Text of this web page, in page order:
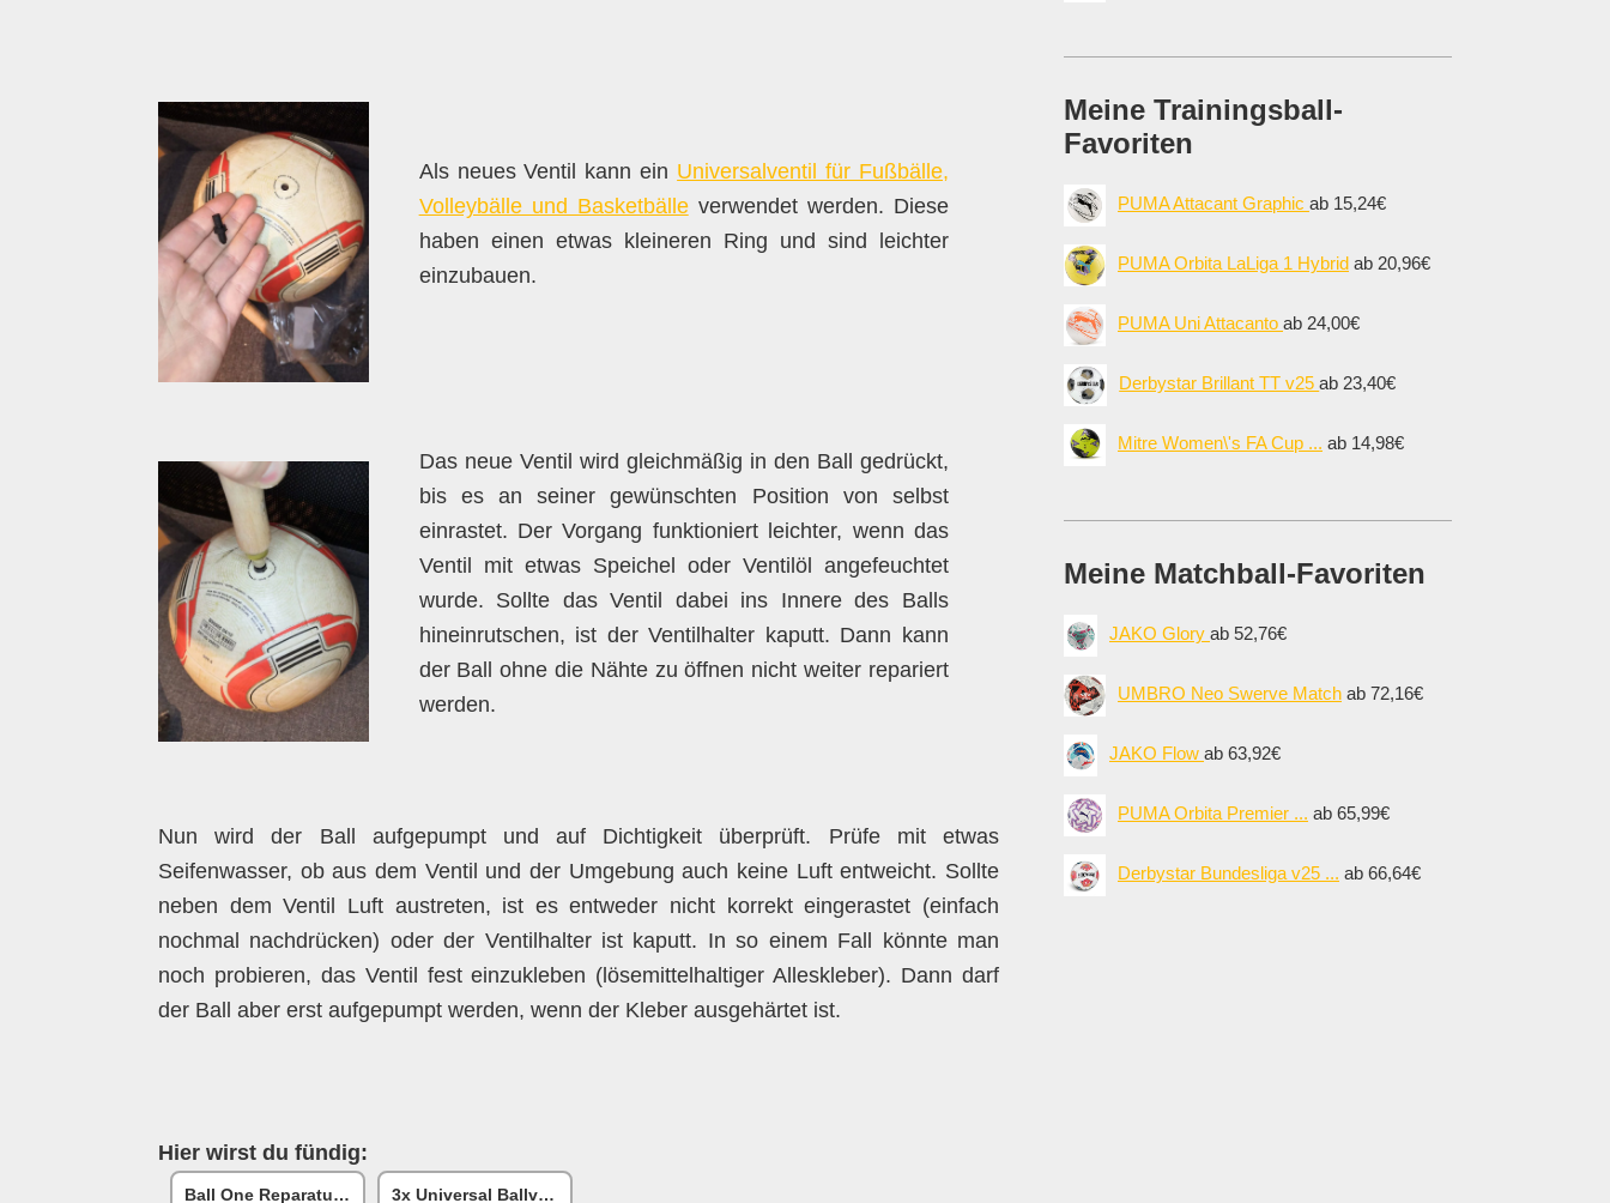
Als neues Ventil kann ein Universalventil für Fußbälle,
Volleybälle und Basketbälleverwendet werden. Diese
haben einen etwas kleineren Ring und sind leichter
einzubauen.
Das neue Ventil wird gleichmäßig in den Ball gedrückt,
bis es an seiner gewünschten Position von selbst
einrastet. Der Vorgang funktioniert leichter, wenn das
Ventil mit etwas Speichel oder Ventilöl angefeuchtet
wurde. Sollte das Ventil dabei ins Innere des Balls
hineinrutschen, ist der Ventilhalter kaputt. Dann kann
der Ball ohne die Nähte zu öffnen nicht weiter repariert
werden.
Nun wird der Ball aufgepumpt und auf Dichtigkeit überprüft. Prüfe mit etwas
Seifenwasser, ob aus dem Ventil und der Umgebung auch keine Luft entweicht. Sollte
neben dem Ventil Luft austreten, ist es entweder nicht korrekt eingerastet (einfach
nochmal nachdrücken) oder der Ventilhalter ist kaputt. In so einem Fall könnte man
noch probieren, das Ventil fest einzukleben (lösemittelhaltiger Alleskleber). Dann darf
der Ball aber erst aufgepumpt werden, wenn der Kleber ausgehärtet ist.
Hier wirst du fündig:
Ball One Reparaturset 3x Universal Ballventil
Meine Trainingsball-
Favoriten
PUMA Attacant Graphic ab 15,24€
PUMA Orbita LaLiga 1 Hybrid ab 20,96€
PUMA Uni Attacanto ab 24,00€
Derbystar Brillant TT v25ab 23,40€
Mitre Women\'s FA Cup ... ab 14,98€
Meine Matchball-Favoriten
JAKO Glory ab 52,76€
UMBRO Neo Swerve Match ab 72,16€
JAKO Flow ab 63,92€
PUMA Orbita Premier ... ab 65,99€
Derbystar Bundesliga v25 ... ab 66,64€